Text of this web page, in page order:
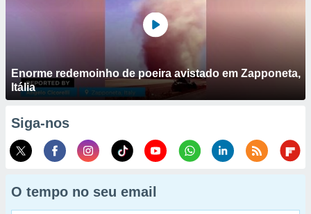
Enorme redemoinho de poeira avistado em Zapponeta,
Itália
Siga-nos
O tempo no seu email